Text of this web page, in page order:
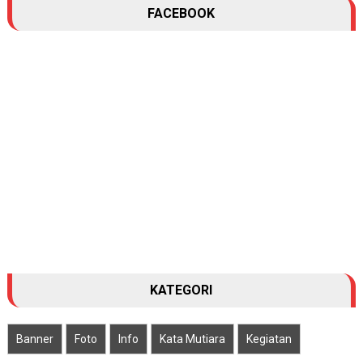
FACEBOOK
KATEGORI
Banner Foto Info Kata Mutiara Kegiatan